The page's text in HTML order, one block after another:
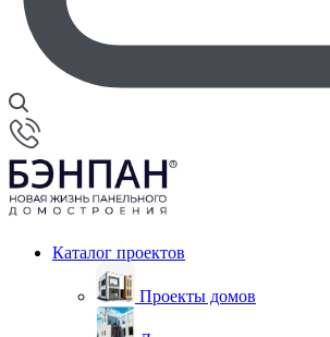
Каталог проектов
Проекты домов